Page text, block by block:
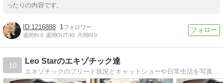
ったりの内容です。
1216888 1
週間IN:0 週間OUT:40 月間IN:0
10
Leo Starのエキゾチック達